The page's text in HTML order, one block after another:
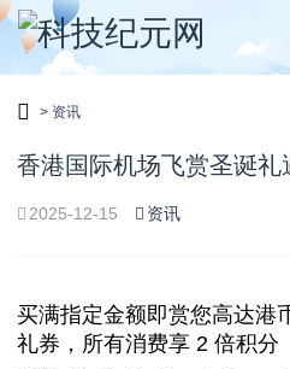
> 资讯
香港国际机场飞赏圣诞礼
2025-12-15 资讯
买满指定金额即赏您高达港
礼券，所有消费享 2 倍积分